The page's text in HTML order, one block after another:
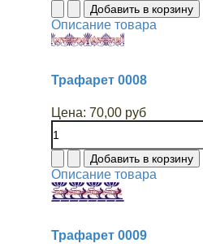
Описание товара
Трафарет 0008
Цена: 70,00 руб
Описание товара
Трафарет 0009